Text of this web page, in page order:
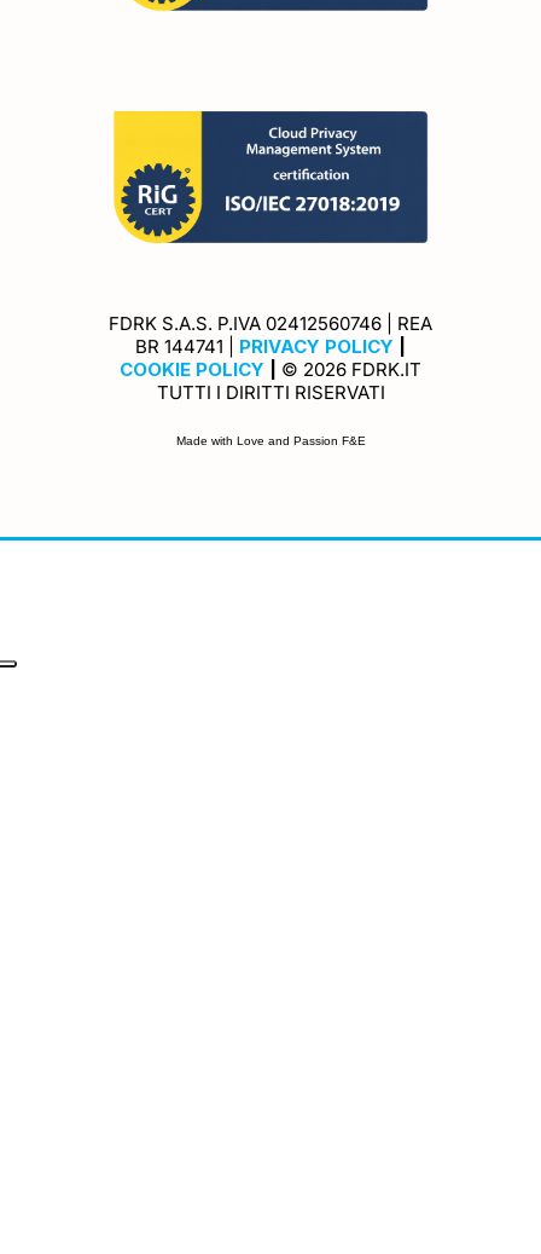
FDRK S.A.S. P.IVA 02412560746 | REA
BR 144741 |
PRIVACY POLICY
COOKIE POLICY
© 2026 FDRK.IT
TUTTI I DIRITTI RISERVATI
Made with Love and Passion F&E
Privacy Policy